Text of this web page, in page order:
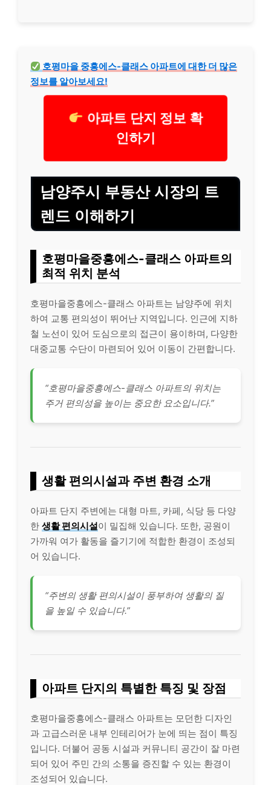
호평마을 중흥에스-클래스 아파트에 대한 더 많은
정보를 알아보세요!
아파트 단지 정보 확
인하기
남양주시 부동산 시장의 트
렌드 이해하기
호평마을중흥에스-클래스 아파트의
최적 위치 분석
호평마을중흥에스-클래스 아파트는 남양주에 위치
하여 교통 편의성이 뛰어난 지역입니다. 인근에 지하
철 노선이 있어 도심으로의 접근이 용이하며, 다양한
대중교통 수단이 마련되어 있어 이동이 간편합니다.
“호평마을중흥에스-클래스 아파트의 위치는
주거 편의성을 높이는 중요한 요소입니다.”
생활 편의시설과 주변 환경 소개
아파트 단지 주변에는 대형 마트, 카페, 식당 등 다양
한 생활 편의시설이 밀집해 있습니다. 또한, 공원이
가까워 여가 활동을 즐기기에 적합한 환경이 조성되
어 있습니다.
“주변의 생활 편의시설이 풍부하여 생활의 질
을 높일 수 있습니다.”
아파트 단지의 특별한 특징 및 장점
호평마을중흥에스-클래스 아파트는 모던한 디자인
과 고급스러운 내부 인테리어가 눈에 띄는 점이 특징
입니다. 더불어 공동 시설과 커뮤니티 공간이 잘 마련
되어 있어 주민 간의 소통을 증진할 수 있는 환경이
조성되어 있습니다.